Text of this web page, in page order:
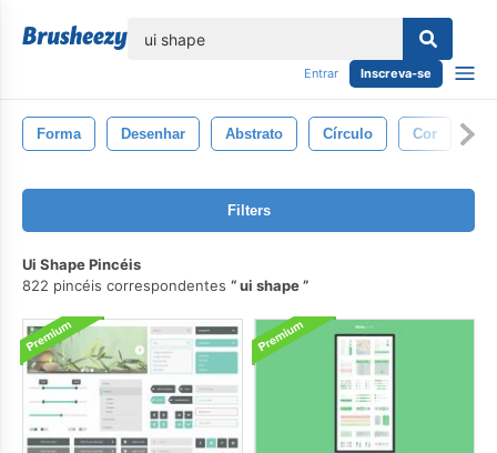
Entrar Inscreva-se
Forma Desenhar Abstrato Círculo Cor
Filters
Ui Shape Pincéis
822 pincéis correspondentes
ui shape